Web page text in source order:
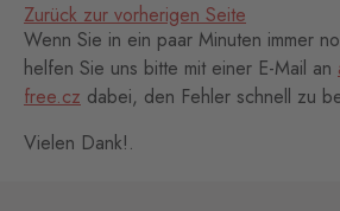
Zurück zur vorherigen Seite
Wenn Sie in ein paar Minuten immer
helfen Sie uns bitte mit einer E-Mail an
free.cz dabei, den Fehler schnell zu
Vielen Dank!.